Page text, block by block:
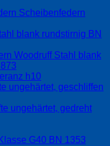
Scheibenfedern
blank rundstirnig BN
Woodruff Stahl blank
h10
ungehärtet, geschliffen
ungehärtet, gedreht
G40 BN 1353